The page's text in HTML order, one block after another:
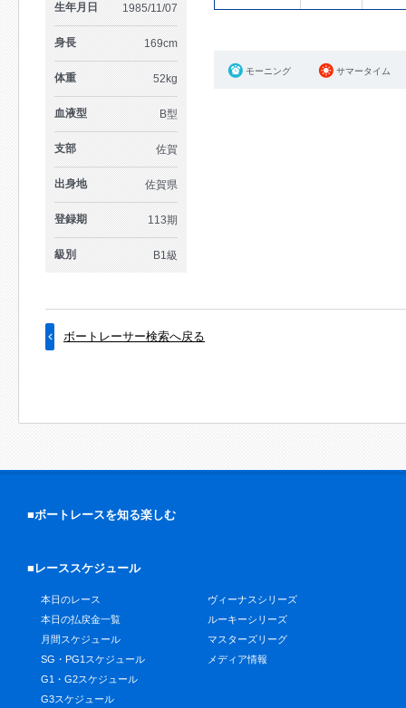
生年月日 1985/11/07
身長 169cm
体重 52kg
血液型 B型
支部 佐賀
出身地 佐賀県
登録期 113期
級別 B1級
モーニング サマータイム
ボートレーサー検索へ戻る
■ボートレースを知る楽しむ
■レーススケジュール
本日のレース
本日の払戻金一覧
月間スケジュール
SG・PG1スケジュール
G1・G2スケジュール
G3スケジュール
ヴィーナスシリーズ
ルーキーシリーズ
マスターズリーグ
メディア情報